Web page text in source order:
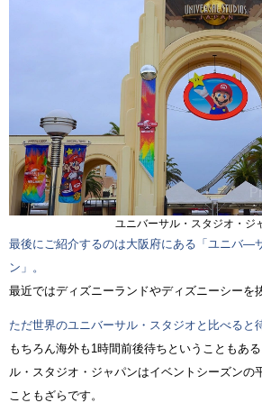
ユニバーサル・スタジオ・ジ
最後にご紹介するのは大阪府にある「ユニバ―
ン」。
最近ではディズニーランドやディズニーシーを
ただ世界のユニバーサル・スタジオと比べると
もちろん海外も1時間前後待ちということもあ
ル・スタジオ・ジャパンはイベントシーズンの
こともざらです。